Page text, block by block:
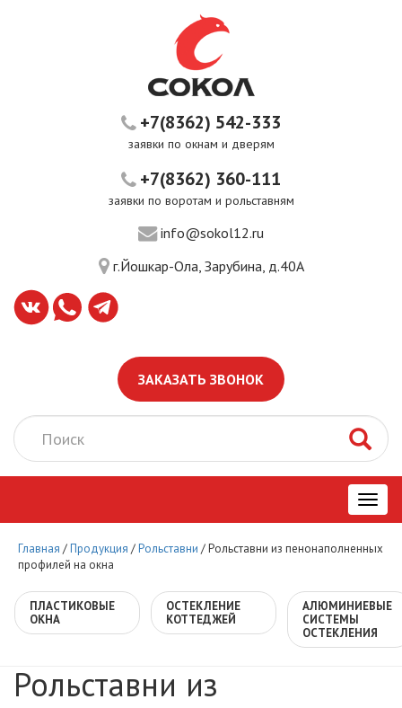
+7(8362) 542-333
заявки по окнам и дверям
+7(8362) 360-111
заявки по воротам и рольставням
info@sokol12.ru
г.Йошкар-Ола, Зарубина, д.40А
ЗАКАЗАТЬ ЗВОНОК
Главная /Продукция /Рольставни /Рольставни из пенонаполненных
профилей на окна
ПЛАСТИКОВЫЕ
ОКНА
ОСТЕКЛЕНИЕ
КОТТЕДЖЕЙ
АЛЮМИНИЕВЫЕ
СИСТЕМЫ
ОСТЕКЛЕНИЯ
Рольставни из